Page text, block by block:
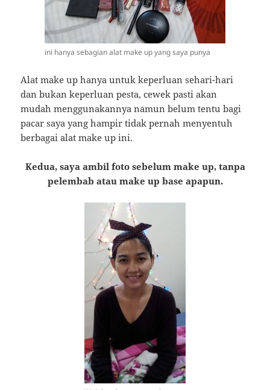
ini hanya sebagian alat make up yang saya punya
Alat make up hanya untuk keperluan sehari-hari
dan bukan keperluan pesta, cewek pasti akan
mudah menggunakannya namun belum tentu bagi
pacar saya yang hampir tidak pernah menyentuh
berbagai alat make up ini.
Kedua, saya ambil foto sebelum make up, tanpa
pelembab atau make up base apapun.